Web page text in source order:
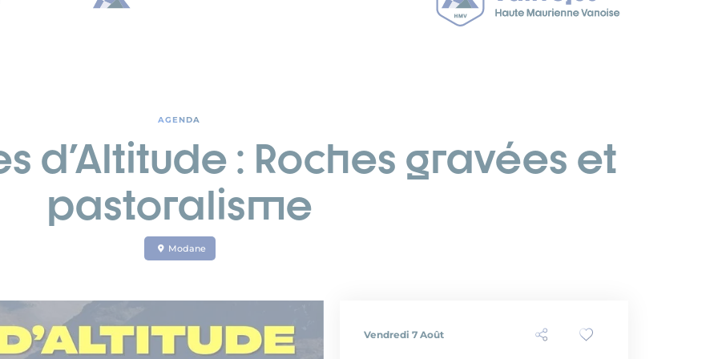
AGENDA
d'Altitude : Roches gravées et
pastoralisme
Modane
Vendredi 7 Août